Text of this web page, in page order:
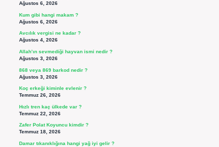
Ağustos 6, 2026
Kum gibi hangi makam ?
Ağustos 6, 2026
Avcılık vergisi ne kadar ?
Ağustos 4, 2026
Allah’ın sevmediği hayvan ismi nedir ?
Ağustos 3, 2026
868 veya 869 barkod nedir ?
Ağustos 3, 2026
Koç erkeği kiminle evlenir ?
Temmuz 26, 2026
Hızlı tren kaç ülkede var ?
Temmuz 22, 2026
Zafer Polat Koyuncu kimdir ?
Temmuz 18, 2026
Damar tıkanıklığına hangi yağ iyi gelir ?